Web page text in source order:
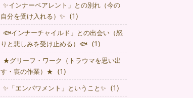
✨インナーペアレント」との別れ（今の
自分を受け入れる）✨ (1)
🐟インナーチャイルド」との出会い（怒
りと悲しみを受け止める）🐟 (1)
★グリーフ・ワーク（トラウマを思い出
す・喪の作業）★ (1)
✨「エンパワメント」ということ✨ (1)